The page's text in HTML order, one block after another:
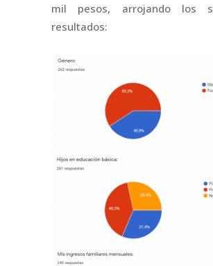
mil pesos, arrojando los
resultados: